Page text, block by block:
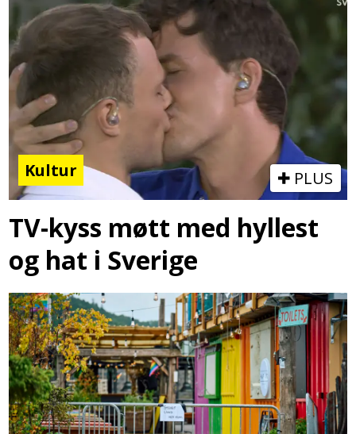
Kultur PLUS
TV-kyss møtt med hyllest
og hat i Sverige